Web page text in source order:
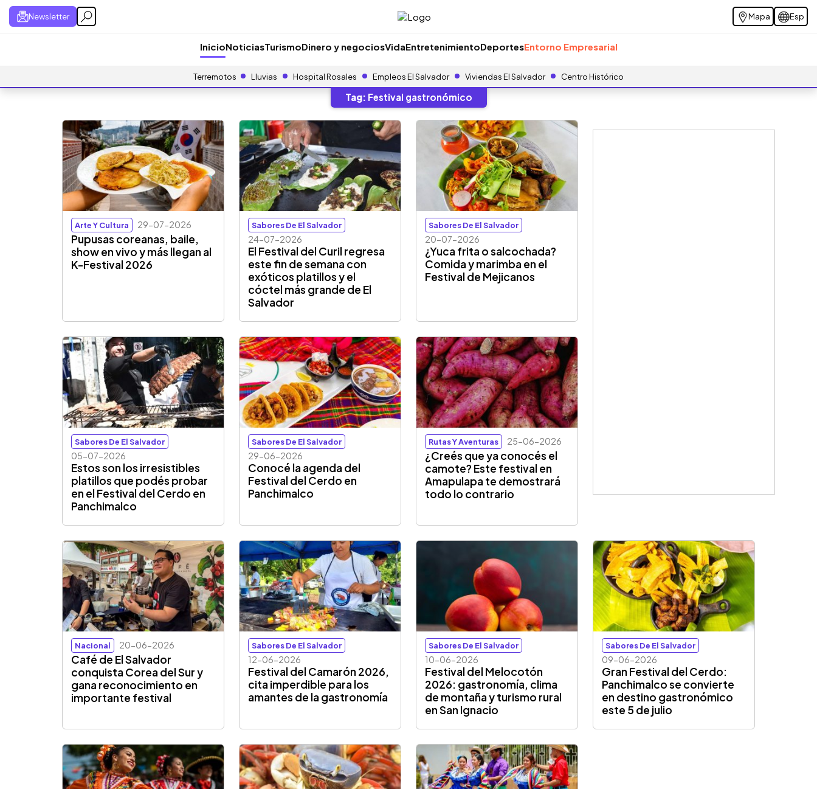
Newsletter Mapa Esp
InicioNoticiasTurismoDinero y negociosVidaEntretenimientoDeportesEntorno Empresarial
Terremotos Lluvias Hospital Rosales Empleos El Salvador Viviendas El Salvador Centro Histórico
Tag: Festival gastronómico
Arte Y Cultura 29-07-2026
Pupusas coreanas, baile,
show en vivo y más llegan al
K-Festival 2026
Sabores De El Salvador
24-07-2026
El Festival del Curil regresa
este fin de semana con
exóticos platillos y el
cóctel más grande de El
Salvador
Sabores De El Salvador
20-07-2026
¿Yuca frita o salcochada?
Comida y marimba en el
Festival de Mejicanos
Sabores De El Salvador
05-07-2026
Estos son los irresistibles
platillos que podés probar
en el Festival del Cerdo en
Panchimalco
Sabores De El Salvador
29-06-2026
Conocé la agenda del
Festival del Cerdo en
Panchimalco
Rutas Y Aventuras 25-06-2026
¿Creés que ya conocés el
camote? Este festival en
Amapulapa te demostrará
todo lo contrario
Nacional 20-06-2026
Café de El Salvador
conquista Corea del Sur y
gana reconocimiento en
importante festival
Sabores De El Salvador
12-06-2026
Festival del Camarón 2026,
cita imperdible para los
amantes de la gastronomía
Sabores De El Salvador
10-06-2026
Festival del Melocotón
2026: gastronomía, clima
de montaña y turismo rural
en San Ignacio
Sabores De El Salvador
09-06-2026
Gran Festival del Cerdo:
Panchimalco se convierte
en destino gastronómico
este 5 de julio